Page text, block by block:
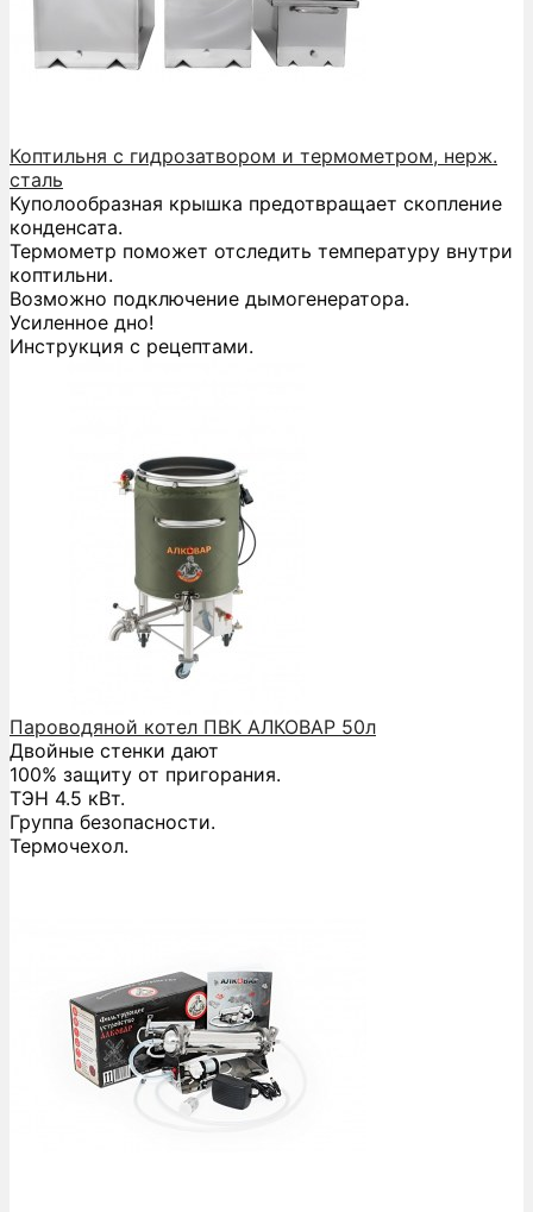
Коптильня с гидрозатвором и термометром, нерж.
сталь
Куполообразная крышка предотвращает скопление
конденсата.
Термометр поможет отследить температуру внутри
коптильни.
Возможно подключение дымогенератора.
Усиленное дно!
Инструкция с рецептами.
Пароводяной котел ПВК АЛКОВАР 50л
Двойные стенки дают
100% защиту от пригорания.
ТЭН 4.5 кВт.
Группа безопасности.
Термочехол.